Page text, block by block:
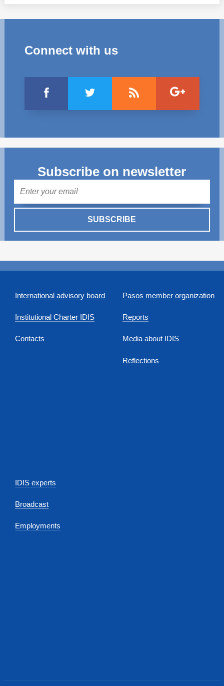
Connect with us
Subscribe on newsletter
SUBSCRIBE
International advisory board
Institutional Charter IDIS
Contacts
Pasos member organization
Reports
Media about IDIS
Reflections
IDIS experts
Broadcast
Employments